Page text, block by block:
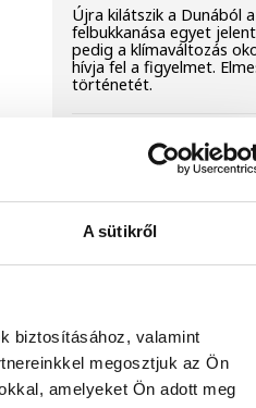
A sütikről
biztosításához, valamint
megosztjuk az Ön
amelyeket Ön adott meg
Újra kilátszik a Dunából
felbukkanása egyet
pedig a klímaváltozás
hívja fel a figyelmet.
történetét.
Magyar Péter:
Jelenleg stabil
erőmű munkatársai
még termelő turbina
közölte a miniszterelnök
Játék közben
tudomány
gyerekek